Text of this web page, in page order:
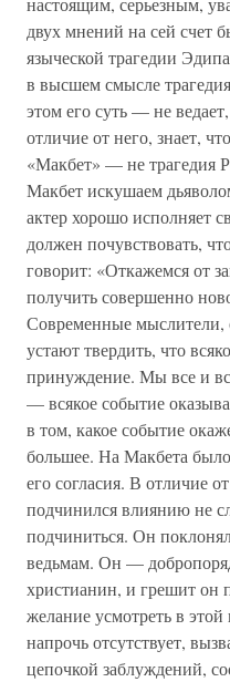
двух мнений на сей счет
языческой трагедии
в высшем смысле
этом его суть — не
отличие от него, знает,
«Макбет» — не трагедия
Макбет искушаем
актер хорошо исполняет
должен почувствовать,
говорит: «Откажемся от
получить совершенно
Современные мыслители,
устают твердить, что
принуждение. Мы все и
— всякое событие
в том, какое событие
большее. На Макбета
его согласия. В отличие
подчинился влиянию не
подчиниться. Он
ведьмам. Он —
христианин, и грешит он
желание усмотреть в
напрочь отсутствует,
цепочкой заблуждений,